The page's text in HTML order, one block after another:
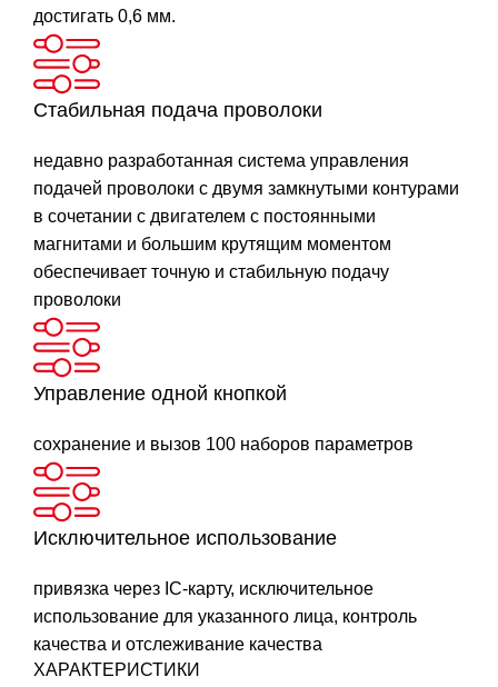
достигать 0,6 мм.
Стабильная подача проволоки
недавно разработанная система управления
подачей проволоки с двумя замкнутыми контурами
в сочетании с двигателем с постоянными
магнитами и большим крутящим моментом
обеспечивает точную и стабильную подачу
проволоки
Управление одной кнопкой
сохранение и вызов 100 наборов параметров
Исключительное использование
привязка через IC-карту, исключительное
использование для указанного лица, контроль
качества и отслеживание качества
ХАРАКТЕРИСТИКИ